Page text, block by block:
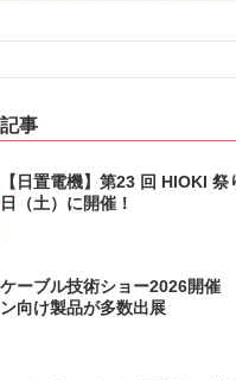
事
【日置電機】第23 回 HIOKI 祭
日（土）に開催！
ケーブル技術ショー2026開催
ン向け製品が多数出展